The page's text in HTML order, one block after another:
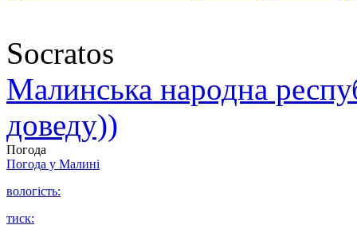
Socratos
Малинська народна
доведу))
Погода
Погода у Малині
вологість:
тиск: